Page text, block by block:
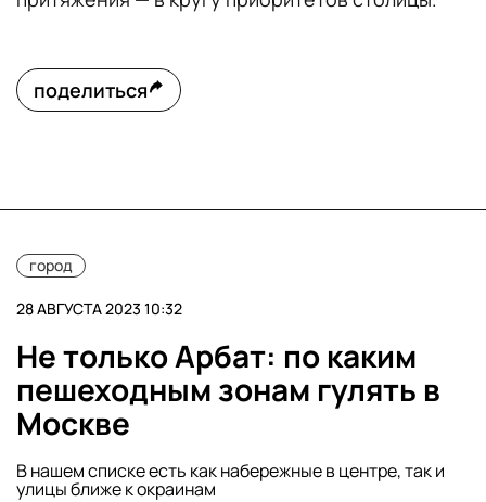
поделиться
город
28 АВГУСТА 2023 10:32
Не только Арбат: по каким
пешеходным зонам гулять в
Москве
В нашем списке есть как набережные в центре, так и
улицы ближе к окраинам